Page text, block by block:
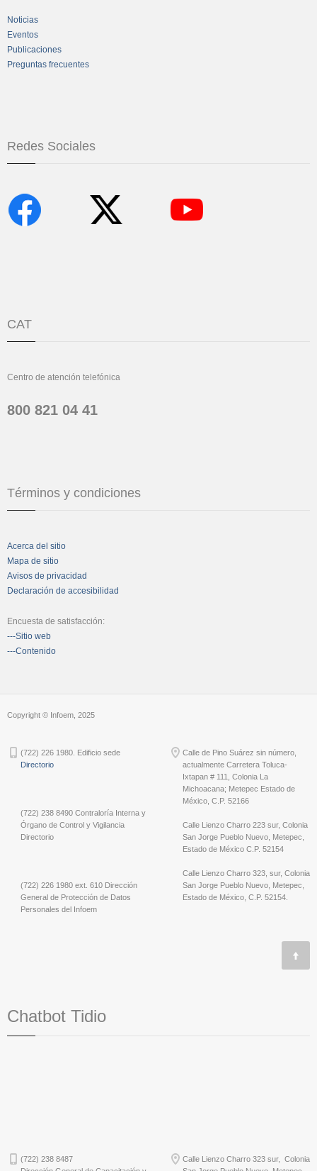
Noticias
Eventos
Publicaciones
Preguntas frecuentes
Redes Sociales
CAT
Centro de atención telefónica
800 821 04 41
Términos y condiciones
Acerca del sitio
Mapa de sitio
Avisos de privacidad
Declaración de accesibilidad
Encuesta de satisfacción:
---Sitio web
---Contenido
Copyright © Infoem, 2025
(722) 226 1980. Edificio sede
Directorio
(722) 238 8490 Contraloría Interna y
Órgano de Control y Vigilancia
Directorio
(722) 226 1980 ext. 610 Dirección
General de Protección de Datos
Personales del Infoem
Calle de Pino Suárez sin número,
actualmente Carretera Toluca-
Ixtapan # 111, Colonia La
Michoacana; Metepec Estado de
México, C.P. 52166
Calle Lienzo Charro 223 sur, Colonia
San Jorge Pueblo Nuevo, Metepec,
Estado de México C.P. 52154
Calle Lienzo Charro 323, sur, Colonia
San Jorge Pueblo Nuevo, Metepec,
Estado de México, C.P. 52154.
Chatbot Tidio
(722) 238 8487
Calle Lienzo Charro 323 sur, Colonia